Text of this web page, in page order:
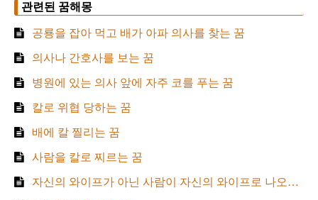
관련된 꿈해몽
공룡을 잡아 먹고 배가 아파 의사를 찾는 꿈
의사나 간호사를 보는 꿈
병원에 있는 의사 앞에 자주 코를 푸는 꿈
칼로 위협 당하는 꿈
배에 칼 찔리는 꿈
사람을 칼로 찌르는 꿈
자신의 와이프가 아닌 사람이 자신의 와이프로 나오는 꿈